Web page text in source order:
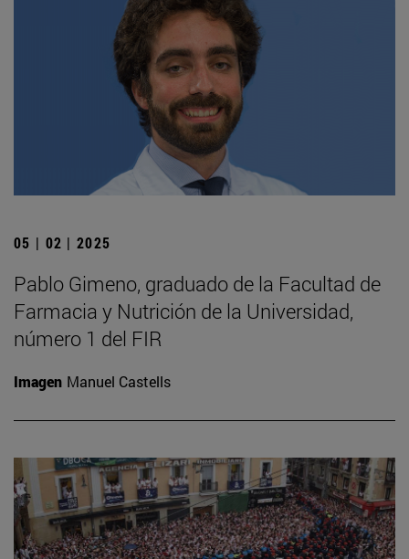
05 | 02 | 2025
Pablo Gimeno, graduado de la Facultad de
Farmacia y Nutrición de la Universidad,
número 1 del FIR
Imagen Manuel Castells